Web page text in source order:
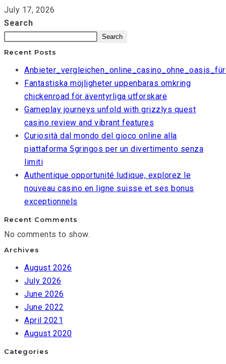
July 17, 2026
Search
Search
Recent Posts
Fantastiska möjligheter uppenbaras omkring
chickenroad för äventyrliga utforskare
Gameplay journeys unfold with grizzlys quest
casino review and vibrant features
Curiosità dal mondo del gioco online alla
piattaforma 5gringos per un divertimento senza
limiti
Authentique opportunité ludique, explorez le
nouveau casino en ligne suisse et ses bonus
exceptionnels
Recent Comments
No comments to show.
Archives
August 2026
July 2026
June 2026
June 2022
April 2021
August 2020
Categories